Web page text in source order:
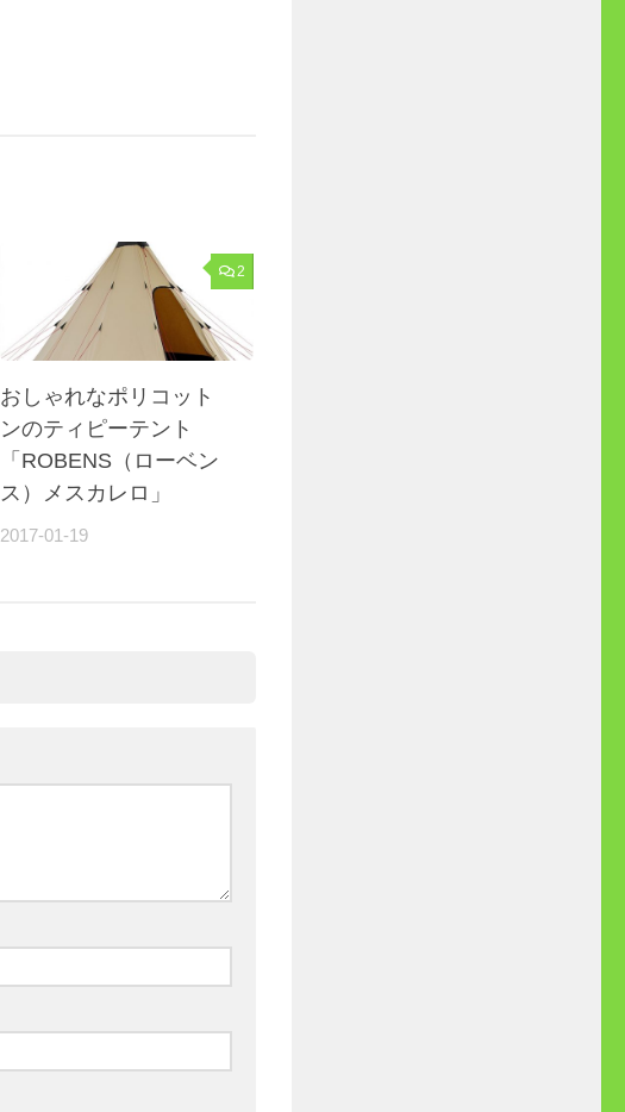
2
おしゃれなポリコット
ンのティピーテント
「ROBENS（ローベン
ス）メスカレロ」
2017-01-19